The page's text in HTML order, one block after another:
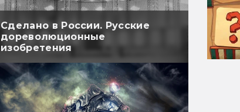
Сделано в России. Русские
дореволюционные
изобретения